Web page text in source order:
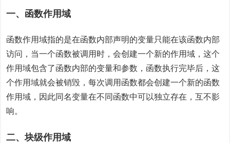
一、函数作用域
函数作用域指的是在函数内部声明的变量只能在该函数内部
访问，当一个函数被调用时，会创建一个新的作用域，这个
作用域包含了函数内部的变量和参数，函数执行完毕后，这
个作用域就会被销毁，每次调用函数都会创建一个新的函数
作用域，因此同名变量在不同函数中可以独立存在，互不影
响。
二、块级作用域